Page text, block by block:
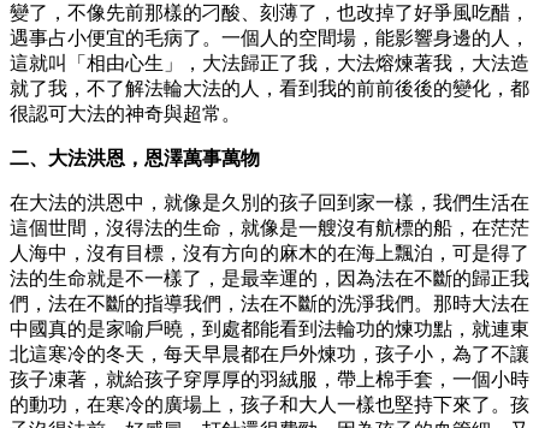
變了，不像先前那樣的刁酸、刻薄了，也改掉了好爭風吃醋，
遇事占小便宜的毛病了。一個人的空間場，能影響身邊的人，
這就叫「相由心生」，大法歸正了我，大法熔煉著我，大法造
就了我，不了解法輪大法的人，看到我的前前後後的變化，都
很認可大法的神奇與超常。
二、大法洪恩，恩澤萬事萬物
在大法的洪恩中，就像是久別的孩子回到家一樣，我們生活在
這個世間，沒得法的生命，就像是一艘沒有航標的船，在茫茫
人海中，沒有目標，沒有方向的麻木的在海上飄泊，可是得了
法的生命就是不一樣了，是最幸運的，因為法在不斷的歸正我
們，法在不斷的指導我們，法在不斷的洗淨我們。那時大法在
中國真的是家喻戶曉，到處都能看到法輪功的煉功點，就連東
北這寒冷的冬天，每天早晨都在戶外煉功，孩子小，為了不讓
孩子凍著，就給孩子穿厚厚的羽絨服，帶上棉手套，一個小時
的動功，在寒冷的廣場上，孩子和大人一樣也堅持下來了。孩